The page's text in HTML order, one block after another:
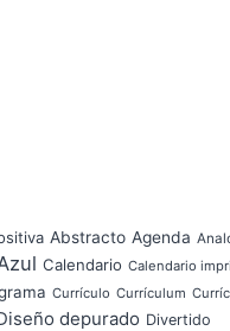
Abstracto Agenda
Calendario Calendario
Currículo Currículum
depurado Divertido